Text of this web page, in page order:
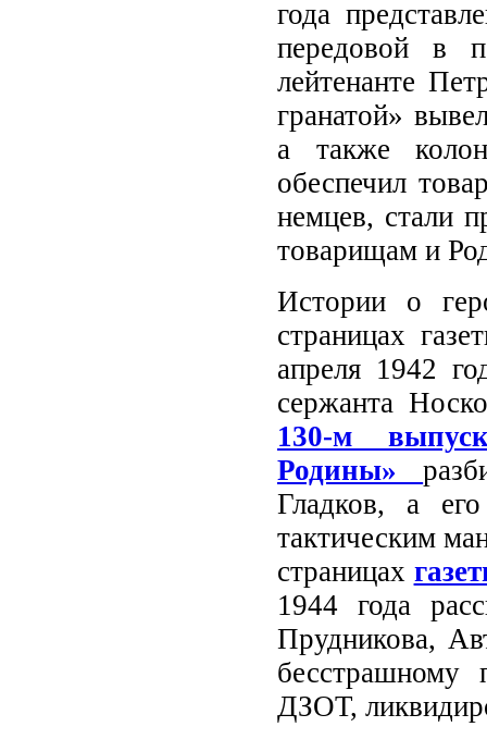
года
передовой в
лейтенанте
гранатой»
а также
обеспечил
немцев, стали
товарищам и
Истории о
страницах
апреля 1942
сержанта
130-м
Родины»
Гладков, а
тактическим
страницах
1944 года
Прудникова,
бесстрашному
ДЗОТ,